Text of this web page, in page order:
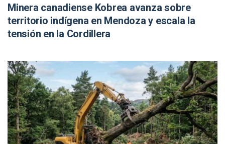
Minera canadiense Kobrea avanza sobre
territorio indígena en Mendoza y escala la
tensión en la Cordillera